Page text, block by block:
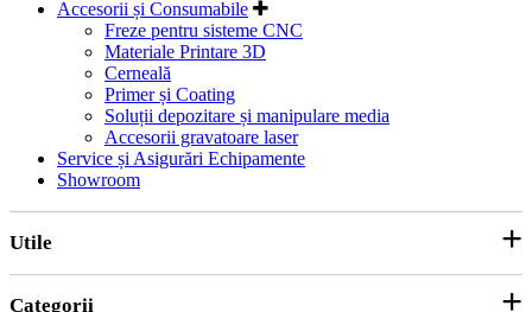
Accesorii și Consumabile
Freze pentru sisteme CNC
Materiale Printare 3D
Cerneală
Primer și Coating
Soluții depozitare și manipulare media
Accesorii gravatoare laser
Service și Asigurări Echipamente
Showroom
Utile
Categorii